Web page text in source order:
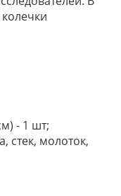
- 1 шт;
стек, молоток,